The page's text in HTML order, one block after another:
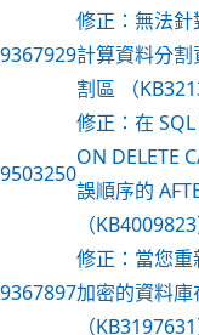
9367929
修正：無法
計算資料分
割區 （
9503250
修正：在
ON DELETE
誤順序的
（KB4009823
9367897
修正：當您重
加密的資料
（KB3197631